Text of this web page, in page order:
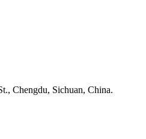
Chengdu, Sichuan, China.